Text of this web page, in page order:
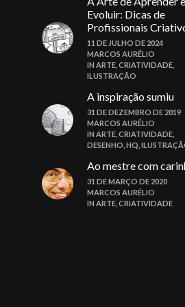
Evoluir: Dicas de
Profissionais
11 DE JULHO DE 2024
MARCOS AURÉLIO
IN ARTE CRIATIVIDADE
ILUSTRAÇÃO
A inspiração sumiu
31 DE DEZEMBRO DE 2019
MARCOS AURÉLIO
IN ARTE CRIATIVIDADE
DESENHO HQ
Ao mestre com
31 DE MARÇO DE 2020
MARCOS AURÉLIO
IN ARTE CRIATIVIDADE